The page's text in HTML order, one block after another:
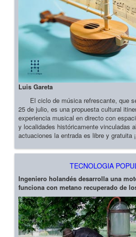
Luis Gareta
El ciclo de música refrescante, que
25 de julio, es una propuesta cultural
experiencia musical en directo con
y localidades históricamente vinculadas
actuaciones la entrada es libre y gratuita
TECNOLOGIA
Ingeniero holandés desarrolla una
funciona con metano recuperado de